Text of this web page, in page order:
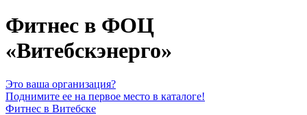
Фитнес в ФОЦ
«Витебскэнерго»
Это ваша организация?
Поднимите ее на первое место в каталоге!
Фитнес в Витебске